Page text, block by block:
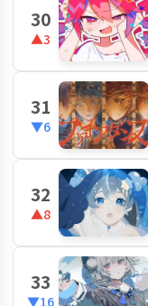
30
▲3
31
▼6
32
▲8
33
▼16